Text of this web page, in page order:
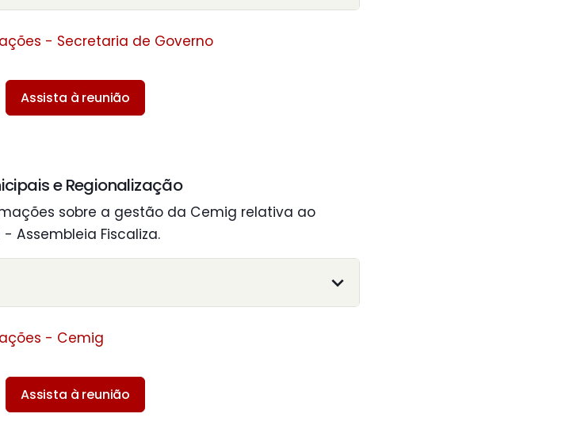
- Secretaria de Governo
Assista à reunião
e Regionalização
sobre a gestão da Cemig relativa ao
Assembleia Fiscaliza.
- Cemig
Assista à reunião